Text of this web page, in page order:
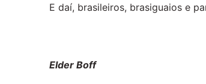
E daí, brasileiros, brasiguaios e
Elder Boff